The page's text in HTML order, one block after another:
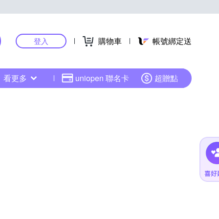
登入 購物車 帳號綁定送
看更多 uniopen 聯名卡 超贈點